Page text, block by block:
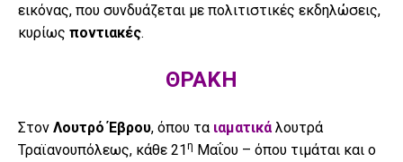
εικόνας, που συνδυάζεται με πολιτιστικές εκδηλώσεις,
κυρίως ποντιακές.
ΘΡΑΚΗ
Στον Λουτρό Έβρου, όπου τα ιαματικά λουτρά
Τραϊανουπόλεως, κάθε 21η Μαΐου – όπου τιμάται και ο